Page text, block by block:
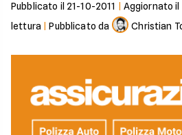
Pubblicato il 21-10-2011 Aggiornato il
lettura |Pubblicato da Christian